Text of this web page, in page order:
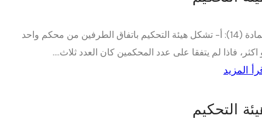
المادة (14): أ- تشكل هيئة التحكيم باتفاق الطرفين من محكم واحد
اكثر، فاذا لم يتفقا على عدد المحكمين كان العدد ثلاث....
المزيد
التحكيم